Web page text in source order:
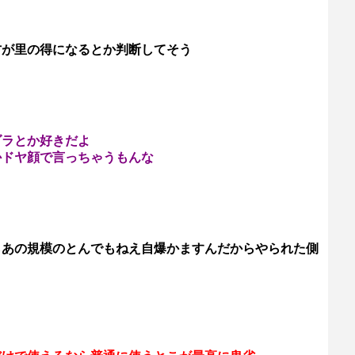
里の得になるとか判断してそう
とか好きだよ
ヤ顔で言っちゃうもんな
の規模のとんでもねえ自爆かますんだからやられた側